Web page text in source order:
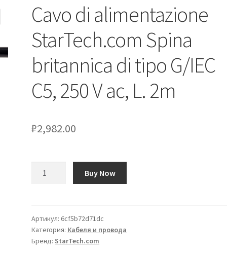
Cavo di alimentazione
StarTech.com Spina
britannica di tipo G/IEC
C5, 250 V ac, L. 2m
₽2,982.00
alimentazione
StarTech.com
Spina
Buy Now
Артикул: 6cf5b72d71dc
Категория: Кабеля и провода
Бренд: StarTech.com